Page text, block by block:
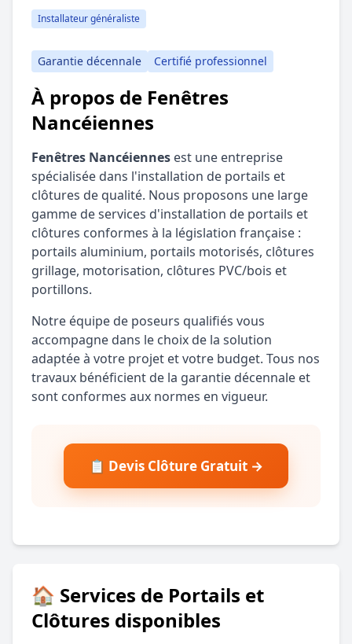
Installateur généraliste
Garantie décennale Certifié professionnel
À propos de Fenêtres
Nancéiennes
Fenêtres Nancéiennes est une entreprise
spécialisée dans l'installation de portails et
clôtures de qualité. Nous proposons une large
gamme de services d'installation de portails et
clôtures conformes à la législation française :
portails aluminium, portails motorisés, clôtures
grillage, motorisation, clôtures PVC/bois et
portillons.
Notre équipe de poseurs qualifiés vous
accompagne dans le choix de la solution
adaptée à votre projet et votre budget. Tous nos
travaux bénéficient de la garantie décennale et
sont conformes aux normes en vigueur.
📋 Devis Clôture Gratuit →
🏠 Services de Portails et
Clôtures disponibles